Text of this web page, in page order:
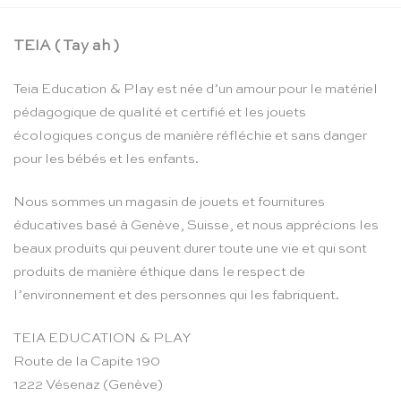
TEIA ( Tay ah )
Teia Education & Play est née d’un amour pour le matériel
pédagogique de qualité et certifié et les jouets
écologiques conçus de manière réfléchie et sans danger
pour les bébés et les enfants.
Nous sommes un magasin de jouets et fournitures
éducatives basé à Genève, Suisse, et nous apprécions les
beaux produits qui peuvent durer toute une vie et qui sont
produits de manière éthique dans le respect de
l’environnement et des personnes qui les fabriquent.
TEIA EDUCATION & PLAY
Route de la Capite 190
1222 Vésenaz (Genève)